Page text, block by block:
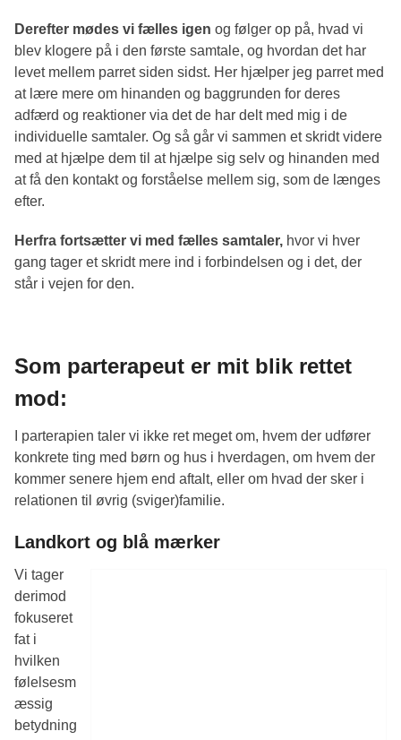
Derefter mødes vi fælles igen og følger op på, hvad vi
blev klogere på i den første samtale, og hvordan det har
levet mellem parret siden sidst. Her hjælper jeg parret med
at lære mere om hinanden og baggrunden for deres
adfærd og reaktioner via det de har delt med mig i de
individuelle samtaler. Og så går vi sammen et skridt videre
med at hjælpe dem til at hjælpe sig selv og hinanden med
at få den kontakt og forståelse mellem sig, som de længes
efter.
Herfra fortsætter vi med fælles samtaler, hvor vi hver
gang tager et skridt mere ind i forbindelsen og i det, der
står i vejen for den.
Som parterapeut er mit blik rettet
mod:
I parterapien taler vi ikke ret meget om, hvem der udfører
konkrete ting med børn og hus i hverdagen, om hvem der
kommer senere hjem end aftalt, eller om hvad der sker i
relationen til øvrig (sviger)familie.
Landkort og blå mærker
Vi tager
derimod
fokuseret
fat i
hvilken
følelsesm
æssig
betydning